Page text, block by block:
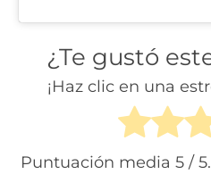
¿Te gustó
¡Haz clic en una
Puntuación media 5 /